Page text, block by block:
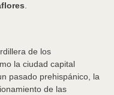
.
de los
la ciudad capital
pasado prehispánico, la
de las